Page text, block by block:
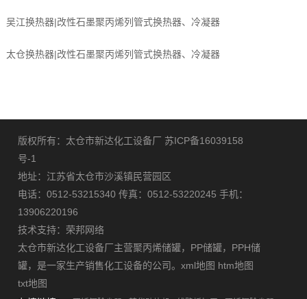
吴江换热器|改性石墨聚丙烯列管式换热器、冷凝器
太仓换热器|改性石墨聚丙烯列管式换热器、冷凝器
版权所有：太仓市新达化工设备厂 苏ICP备16039158
号-1
地址：江苏省太仓市沙溪镇民营园区
电话：0512-53215340 传真：0512-53220245 手机：
13906220196
技术支持： 荣邦网络
太仓市新达化工设备厂主营聚丙烯储罐， PP储罐， PPH储
罐，是一家生产销售化工设备的公司。xml地图 htm地图
txt地图